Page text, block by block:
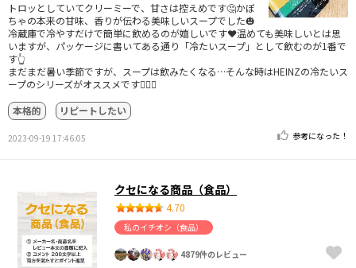
トロッとしていてクリーミーで、甘さは控えめです🤔かぼ
ちゃの本来の甘味、香りが伝わる美味しいスープでした🎃
冷蔵庫で冷やすだけで簡単に飲めるのが嬉しいです❤️温めても美味しいとは思
いますが、パッケージに書いてある通り「冷たいスープ」として飲むのが1番で
す👆
まだまだ暑い季節ですが、スープは飲みたくなる…そんな時はHEINZの冷たいス
ープのシリーズがオススメです🙆🏻‍♀️
本格的
リピートしたい
2023-09-19 17:46:05 参考になった！
クセになる商品（食品）
4.70
私のイチオシ（食品）
4879件のレビュー